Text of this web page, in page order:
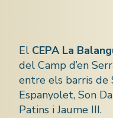
El CEPA La
del Camp d’en
entre els barris de
Espanyolet, Son
Patins i Jaume III.